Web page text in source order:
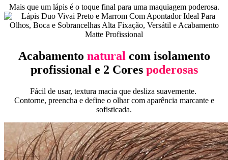
Mais que um lápis é o toque final para uma maquiagem poderosa.
Acabamento natural com isolamento
profissional e 2 Cores poderosas
Fácil de usar, textura macia que desliza suavemente.
Contorne, preencha e define o olhar com aparência marcante e
sofisticada.